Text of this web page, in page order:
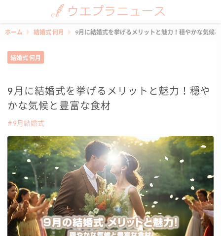
ホーム 結婚式 何月 9月に結婚式を挙げるメリットと魅力！穏やかな気候
結婚式 何月
9月に結婚式を挙げるメリットと魅力！穏や
かな気候と豊富な食材
9月結婚式